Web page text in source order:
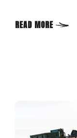
READ MORE